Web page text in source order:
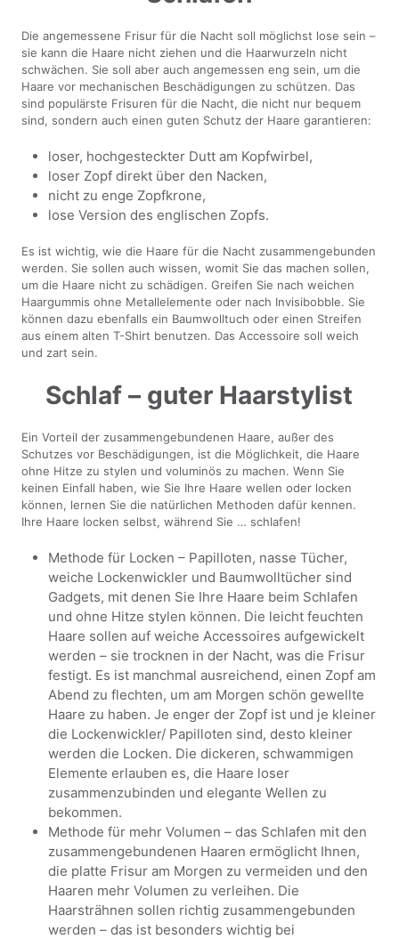
Die angemessene Frisur für die Nacht soll möglichst lose sein –
sie kann die Haare nicht ziehen und die Haarwurzeln nicht
schwächen. Sie soll aber auch angemessen eng sein, um die
Haare vor mechanischen Beschädigungen zu schützen. Das
sind populärste Frisuren für die Nacht, die nicht nur bequem
sind, sondern auch einen guten Schutz der Haare garantieren:
loser, hochgesteckter Dutt am Kopfwirbel,
loser Zopf direkt über den Nacken,
nicht zu enge Zopfkrone,
lose Version des englischen Zopfs.
Es ist wichtig, wie die Haare für die Nacht zusammengebunden
werden. Sie sollen auch wissen, womit Sie das machen sollen,
um die Haare nicht zu schädigen. Greifen Sie nach weichen
Haargummis ohne Metallelemente oder nach Invisibobble. Sie
können dazu ebenfalls ein Baumwolltuch oder einen Streifen
aus einem alten T-Shirt benutzen. Das Accessoire soll weich
und zart sein.
Schlaf – guter Haarstylist
Ein Vorteil der zusammengebundenen Haare, außer des
Schutzes vor Beschädigungen, ist die Möglichkeit, die Haare
ohne Hitze zu stylen und voluminös zu machen. Wenn Sie
keinen Einfall haben, wie Sie Ihre Haare wellen oder locken
können, lernen Sie die natürlichen Methoden dafür kennen.
Ihre Haare locken selbst, während Sie … schlafen!
Methode für Locken – Papilloten, nasse Tücher,
weiche Lockenwickler und Baumwolltücher sind
Gadgets, mit denen Sie Ihre Haare beim Schlafen
und ohne Hitze stylen können. Die leicht feuchten
Haare sollen auf weiche Accessoires aufgewickelt
werden – sie trocknen in der Nacht, was die Frisur
festigt. Es ist manchmal ausreichend, einen Zopf am
Abend zu flechten, um am Morgen schön gewellte
Haare zu haben. Je enger der Zopf ist und je kleiner
die Lockenwickler/ Papilloten sind, desto kleiner
werden die Locken. Die dickeren, schwammigen
Elemente erlauben es, die Haare loser
zusammenzubinden und elegante Wellen zu
bekommen.
Methode für mehr Volumen – das Schlafen mit den
zusammengebundenen Haaren ermöglicht Ihnen,
die platte Frisur am Morgen zu vermeiden und den
Haaren mehr Volumen zu verleihen. Die
Haarsträhnen sollen richtig zusammengebunden
werden – das ist besonders wichtig bei